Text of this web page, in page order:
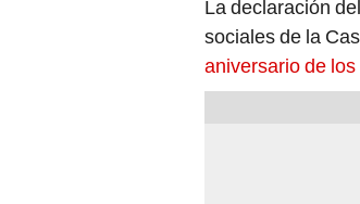
La declaración
sociales de la
aniversario de